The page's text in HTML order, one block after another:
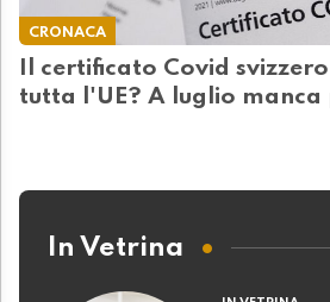
CRONACA
Il certificato Covid
tutta l'UE? A luglio
In Vetrina